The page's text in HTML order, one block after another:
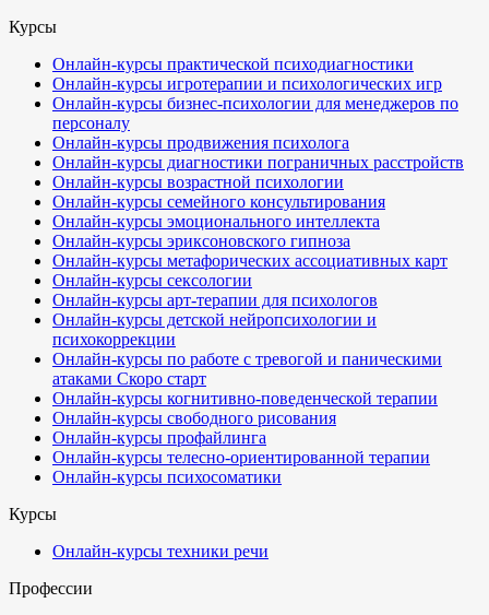
Курсы
Онлайн-курсы практической психодиагностики
Онлайн-курсы игротерапии и психологических игр
Онлайн-курсы бизнес-психологии для менеджеров по
персоналу
Онлайн-курсы продвижения психолога
Онлайн-курсы диагностики пограничных расстройств
Онлайн-курсы возрастной психологии
Онлайн-курсы семейного консультирования
Онлайн-курсы эмоционального интеллекта
Онлайн-курсы эриксоновского гипноза
Онлайн-курсы метафорических ассоциативных карт
Онлайн-курсы сексологии
Онлайн-курсы арт-терапии для психологов
Онлайн-курсы детской нейропсихологии и
психокоррекции
Онлайн-курсы по работе с тревогой и паническими
атаками Скоро старт
Онлайн-курсы когнитивно-поведенческой терапии
Онлайн-курсы свободного рисования
Онлайн-курсы профайлинга
Онлайн-курсы телесно-ориентированной терапии
Онлайн-курсы психосоматики
Курсы
Онлайн-курсы техники речи
Профессии